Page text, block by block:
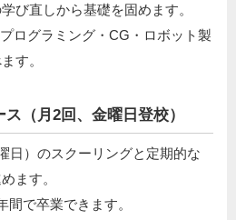
び直しから基礎を固めます。
ログラミング・CG・ロボット製
す。
ス（月2回、金曜日登校）
日）のスクーリングと定期的な
ます。
で卒業できます。